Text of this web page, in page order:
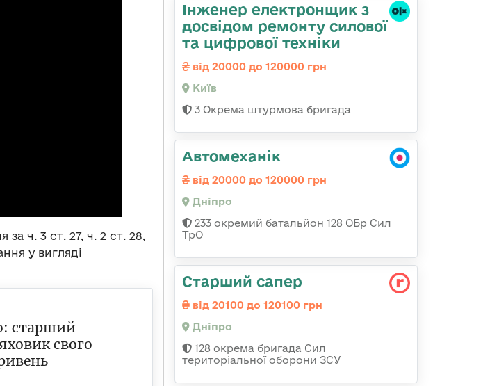
ч. 3 ст. 27, ч. 2 ст. 28,
у вигляді
старший
свого
Інженер електронщик з
досвідом ремонту силової
та цифрової техніки
від 20000 до 120000 грн
Київ
3 Окрема штурмова бригада
Автомеханік
від 20000 до 120000 грн
Дніпро
233 окремий батальйон 128 ОБр Сил
ТрО
Старший сапер
від 20100 до 120100 грн
Дніпро
128 окрема бригада Сил
територіальної оборони ЗСУ